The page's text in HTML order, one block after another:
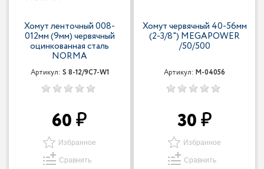
Хомут ленточный 008-
012мм (9мм) червячный
оцинкованная сталь
NORMA
Артикул: S 8-12/9С7-W1
60
Избранное
Сравнить
Хомут червячный 40-56мм
(2-3/8") MEGAPOWER
/50/500
Артикул: M-04056
30
Избранное
Сравнить